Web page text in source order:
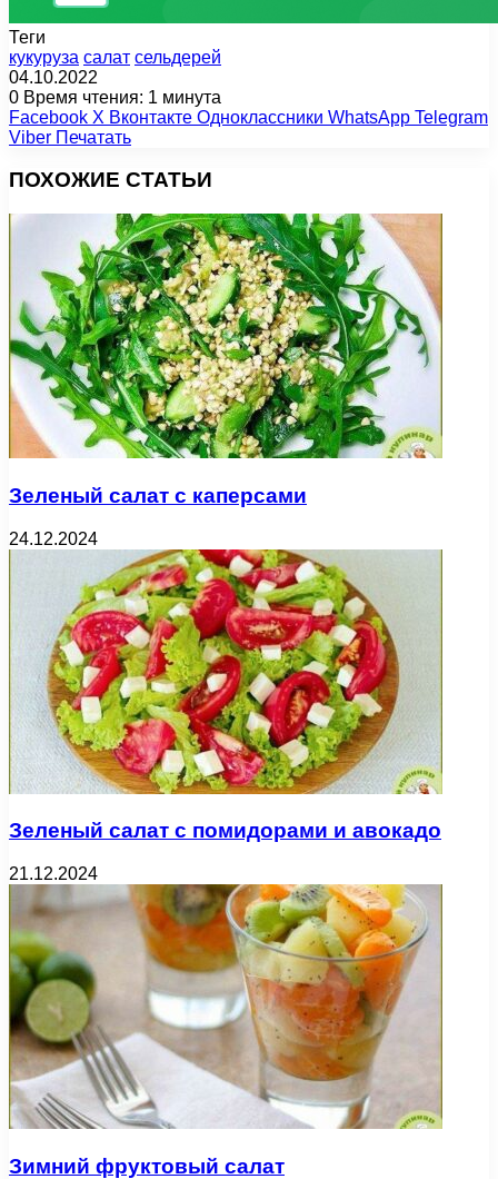
Теги
кукуруза салат сельдерей
04.10.2022
0 Время чтения: 1 минута
Facebook X Вконтакте Одноклассники WhatsApp Telegram
Viber Печатать
ПОХОЖИЕ СТАТЬИ
Зеленый салат с каперсами
24.12.2024
Зеленый салат с помидорами и авокадо
21.12.2024
Зимний фруктовый салат